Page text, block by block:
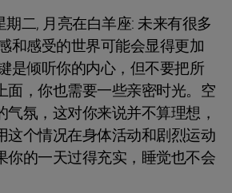
二, 月亮在白羊座: 未来有很多
和感受的世界可能会显得更加
是倾听你的内心，但不要把所
面，你也需要一些亲密时光。空
氛，这对你来说并不算理想，
这个情况在身体活动和剧烈运动
你的一天过得充实，睡觉也不会